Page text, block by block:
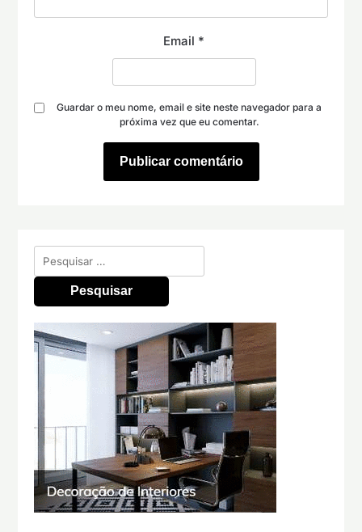
Email *
Guardar o meu nome, email e site neste navegador para a
próxima vez que eu comentar.
Pesquisar
por: